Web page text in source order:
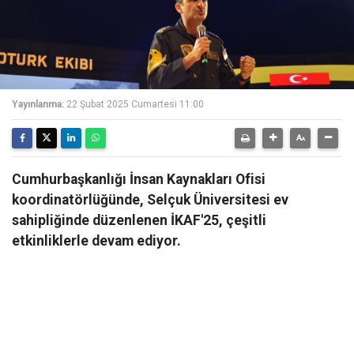
Yayınlanma: 22 Şubat 2025 Cumartesi 11:00
Cumhurbaşkanlığı İnsan Kaynakları Ofisi
koordinatörlüğünde, Selçuk Üniversitesi ev
sahipliğinde düzenlenen İKAF'25, çeşitli
etkinliklerle devam ediyor.